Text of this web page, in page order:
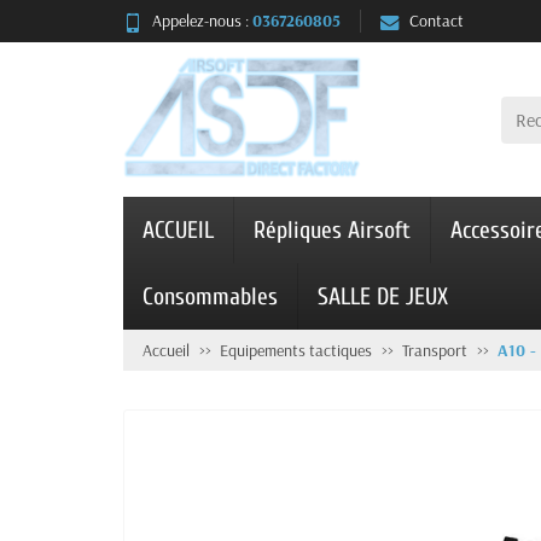
Appelez-nous :0367260805 Contact
ACCUEIL Répliques Airsoft
Consommables SALLE DE JEUX
Accueil Equipements tactiques Transport A10 -